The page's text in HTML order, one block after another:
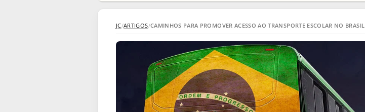
JC/ARTIGOS/CAMINHOS PARA PROMOVER ACESSO AO TRANSPORTE ESCOLAR NO BRASIL